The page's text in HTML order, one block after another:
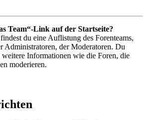
Team“-Link auf der Startseite?
du eine Auflistung des Forenteams,
Administratoren, der Moderatoren. Du
weitere Informationen wie die Foren, die
moderieren.